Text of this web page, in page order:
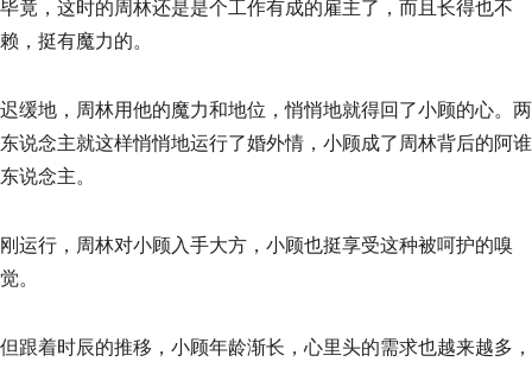
毕竟，这时的周林还是是个工作有成的雇主了，而且长得也不
赖，挺有魔力的。
迟缓地，周林用他的魔力和地位，悄悄地就得回了小顾的心。两
东说念主就这样悄悄地运行了婚外情，小顾成了周林背后的阿谁
东说念主。
刚运行，周林对小顾入手大方，小顾也挺享受这种被呵护的嗅
觉。
但跟着时辰的推移，小顾年龄渐长，心里头的需求也越来越多，